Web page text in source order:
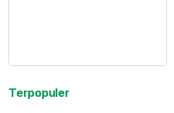
Terpopuler